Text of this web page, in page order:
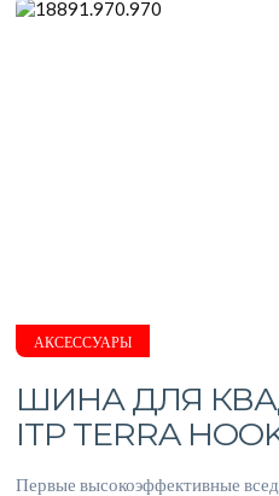
АКСЕССУАРЫ
ШИНА ДЛЯ
ITP TERRA
Первые высокоэффективные